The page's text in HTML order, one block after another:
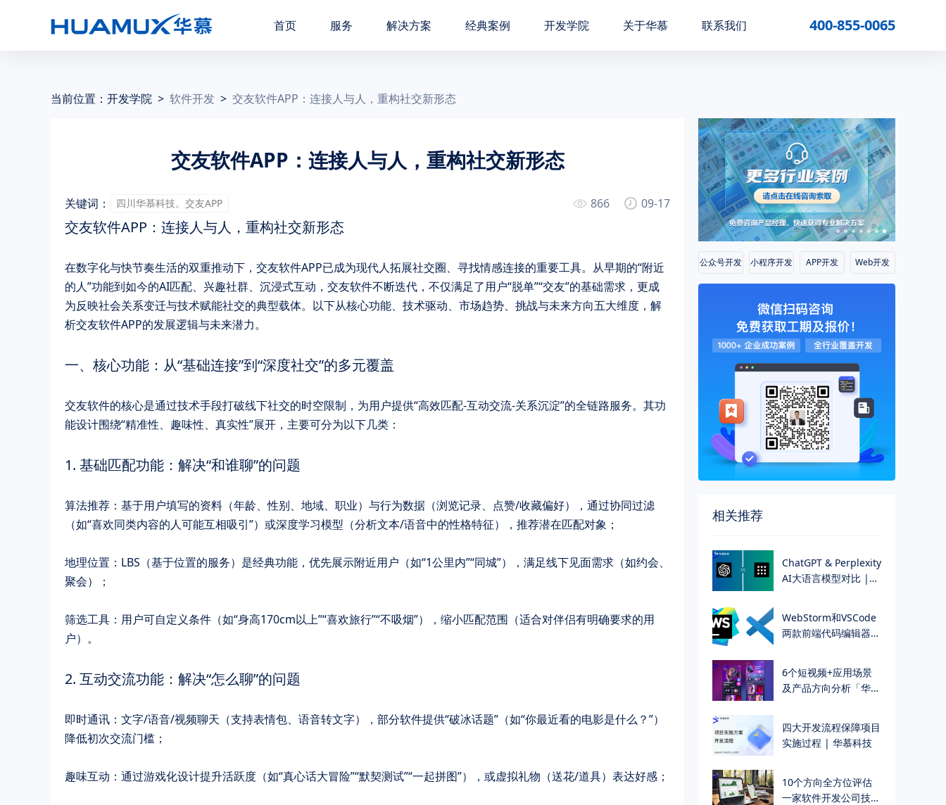
首页 服务 解决方案 经典案例 开发学院 关于华慕 联系我们 400-855-0065
当前位置： 开发学院 > 软件开发 > 交友软件APP：连接人与人，重构社交新形态
交友软件APP：连接人与人，重构社交新形态
关键词： 四川华慕科技。交友APP 866 09-17
交友软件APP：连接人与人，重构社交新形态
在数字化与快节奏生活的双重推动下，交友软件APP已成为现代人拓展社交圈、寻找情感连接的重要工具。从早期的“附近
的人”功能到如今的AI匹配、兴趣社群、沉浸式互动，交友软件不断迭代，不仅满足了用户“脱单”“交友”的基础需求，更成
为反映社会关系变迁与技术赋能社交的典型载体。以下从​​核心功能、技术驱动、市场趋势、挑战与未来方向​​五大维度，解
析交友软件APP的发展逻辑与未来潜力。
一、核心功能：从“基础连接”到“深度社交”的多元覆盖
交友软件的核心是通过技术手段打破线下社交的时空限制，为用户提供“高效匹配-互动交流-关系沉淀”的全链路服务。其功
能设计围绕“精准性、趣味性、真实性”展开，主要可分为以下几类：
1. ​​基础匹配功能：解决“和谁聊”的问题​​
​​算法推荐​​：基于用户填写的资料（年龄、性别、地域、职业）与行为数据（浏览记录、点赞/收藏偏好），通过协同过滤
（如“喜欢同类内容的人可能互相吸引”）或深度学习模型（分析文本/语音中的性格特征），推荐潜在匹配对象；
​​地理位置​​：LBS（基于位置的服务）是经典功能，优先展示附近用户（如“1公里内”“同城”），满足线下见面需求（如约会、
聚会）；
​​筛选工具​​：用户可自定义条件（如“身高170cm以上”“喜欢旅行”“不吸烟”），缩小匹配范围（适合对伴侣有明确要求的用
户）。
2. ​​互动交流功能：解决“怎么聊”的问题​​
​​即时通讯​​：文字/语音/视频聊天（支持表情包、语音转文字），部分软件提供“破冰话题”（如“你最近看的电影是什么？”）
降低初次交流门槛；
趣味互动​​：通过游戏化设计提升活跃度（如“真心话大冒险”“默契测试”“一起拼图”），或虚拟礼物（送花/道具）表达好感；
公众号开发 小程序开发 APP开发 Web开发
相关推荐
>
ChatGPT & Perplexity
AI大语言模型对比 |
>
WebStorm和VSCode
两款前端代码编辑器，
>
6个短视频+应用场景
及产品方向分析「华慕
>
四大开发流程保障项目
实施过程 | 华慕科技
>
10个方向全方位评估
一家软件开发公司技术